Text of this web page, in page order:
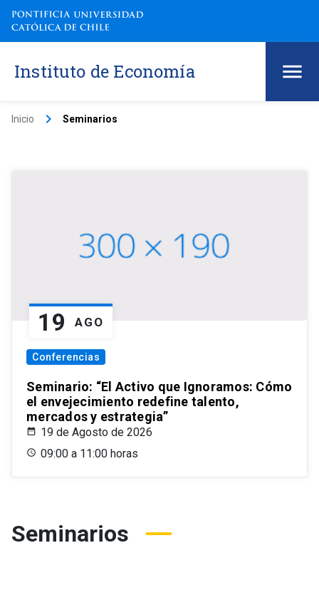
Instituto de Economía
Inicio keyboard_arrow_right Seminarios
19 AGO
Conferencias
Seminario: “El Activo que Ignoramos: Cómo
el envejecimiento redefine talento,
mercados y estrategia”
19 de Agosto de 2026
09:00 a 11:00 horas
Seminarios